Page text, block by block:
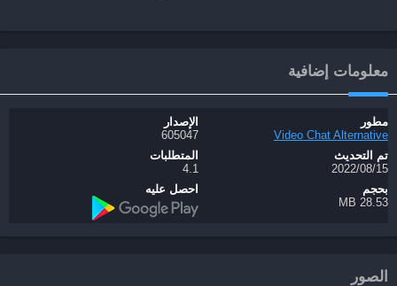
معلومات إضافية
مطور
Video Chat Alternative
الإصدار
605047
تم التحديث
15‏/08‏/2022
المتطلبات
4.1
بحجم
28.53 MB
احصل عليه
الصور